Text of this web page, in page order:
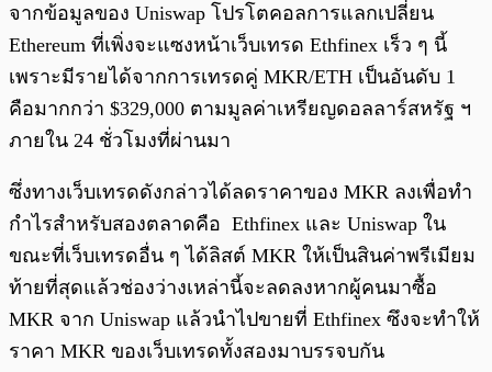
จากข้อมูลของ Uniswap โปรโตคอลการแลกเปลี่ยน
Ethereum ที่เพิ่งจะแซงหน้าเว็บเทรด Ethfinex เร็ว ๆ นี้
เพราะมีรายได้จากการเทรดคู่ MKR/ETH เป็นอันดับ 1
คือมากกว่า $329,000 ตามมูลค่าเหรียญดอลลาร์สหรัฐ ฯ
ภายใน 24 ชั่วโมงที่ผ่านมา
ซึ่งทางเว็บเทรดดังกล่าวได้ลดราคาของ MKR ลงเพื่อทำ
กำไรสำหรับสองตลาดคือ Ethfinex และ Uniswap ใน
ขณะที่เว็บเทรดอื่น ๆ ได้ลิสต์ MKR ให้เป็นสินค่าพรีเมียม
ท้ายที่สุดแล้วช่องว่างเหล่านี้จะลดลงหากผู้คนมาซื้อ
MKR จาก Uniswap แล้วนำไปขายที่ Ethfinex ซึงจะทำให้
ราคา MKR ของเว็บเทรดทั้งสองมาบรรจบกัน